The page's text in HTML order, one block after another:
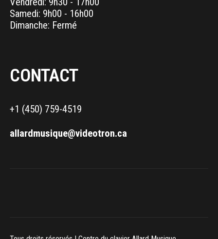
Samedi: 9h00 - 16h00
Dimanche: Fermé
CONTACT
+1 (450) 759-4519
allardmusique@videotron.ca